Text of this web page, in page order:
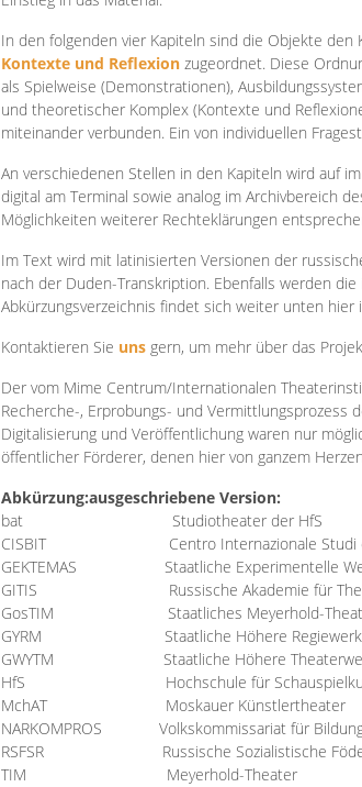
In den folgenden vier Kapiteln sind die Objekte den
Kontexte und Reflexion zugeordnet. Diese
als Spielweise (Demonstrationen),
und theoretischer Komplex (Kontexte und
miteinander verbunden. Ein von individuellen
An verschiedenen Stellen in den Kapiteln wird auf
digital am Terminal sowie analog im Archivbereich
Möglichkeiten weiterer Rechteklärungen
Im Text wird mit latinisierten Versionen der
nach der Duden-Transkription. Ebenfalls werden
Abkürzungsverzeichnis findet sich weiter unten
Kontaktieren Sie uns gern, um mehr über das
Der vom Mime Centrum/Internationalen
Recherche-, Erprobungs- und Vermittlungsprozess
Digitalisierung und Veröffentlichung waren nur
öffentlicher Förderer, denen hier von ganzem
Abkürzung:ausgeschriebene Version:
bat
Studiotheater der HfS
CISBIT
Centro Internazionale
GEKTEMAS
Staatliche Experimentelle
GITIS
Russische Akademie für
GosTIM
Staatliches Meyerhold-
GYRM
Staatliche Höhere
GWYTM
Staatliche Höhere
HfS
Hochschule für
MchAT
Moskauer Künstlertheater
NARKOMPROS
Volkskommissariat für
RSFSR
Russische Sozialistische
TIM Meyerhold-Theater